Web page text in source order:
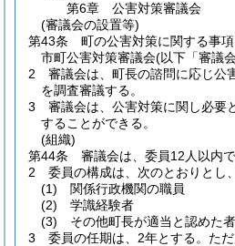
第6章
公害対策審議会
(審議会の設置等)
第43条
町の公害対策に関する事
市町公害対策審議会(以下「審議
2
審議会は、町長の諮問に応じ公
を調査審議する。
3
審議会は、公害対策に関し必要
することができる。
(組織)
第44条
審議会は、委員12人以内で
2
委員の構成は、次のとおりとし
(1)
関係行政機関の職員
(2)
学識経験者
(3)
その他町長が適当と認めた者
3
委員の任期は、2年とする。 た